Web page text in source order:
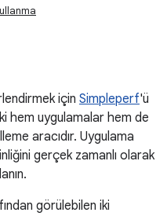
için Simpleperf'ü
hem uygulamalar hem de
aracıdır. Uygulama
gerçek zamanlı olarak
görülebilen iki